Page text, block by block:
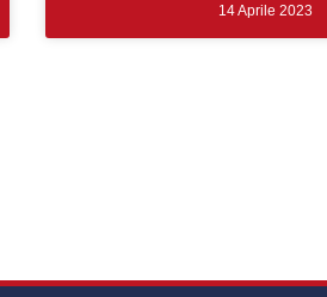
14 Aprile 2023